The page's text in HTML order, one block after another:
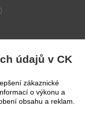
údajů v CK
zákaznické
o výkonu a
obsahu a reklam.